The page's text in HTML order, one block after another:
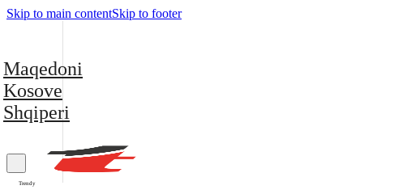
Skip to main contentSkip to footer
Maqedoni
Kosove
Shqiperi
Trendy